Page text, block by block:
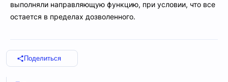
выполняли направляющую функцию, при условии, что все
остается в пределах дозволенного.
Поделиться